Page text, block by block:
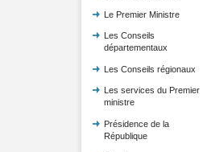
Le Premier Ministre
Les Conseils
départementaux
Les Conseils régionaux
Les services du Premier
ministre
Présidence de la
République